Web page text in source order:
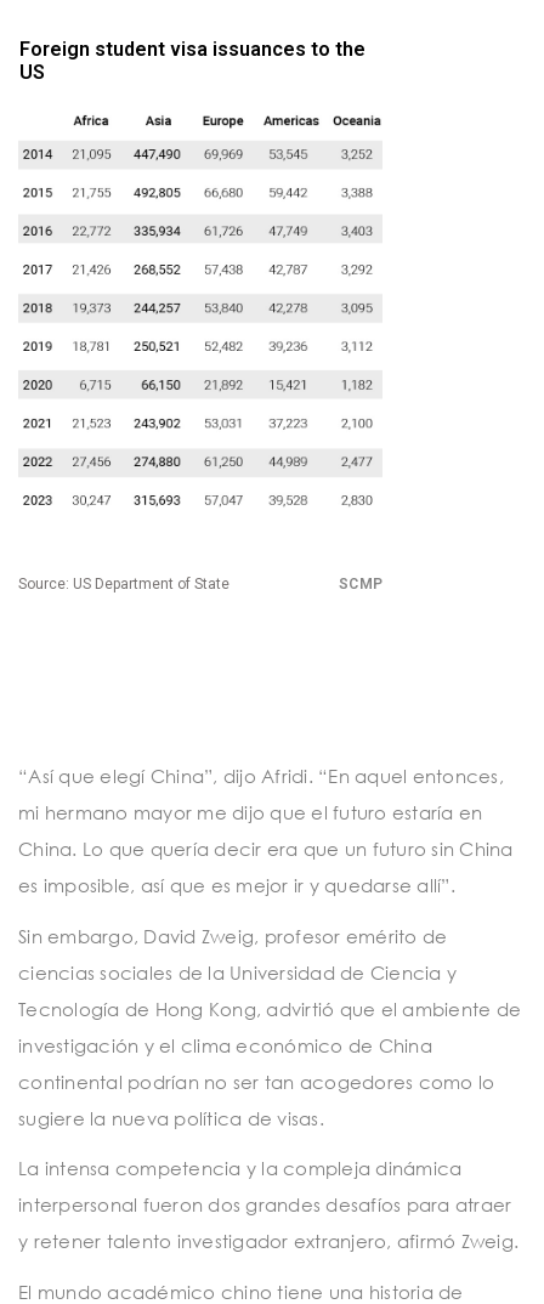
“Así que elegí China”, dijo Afridi. “En aquel entonces,
mi hermano mayor me dijo que el futuro estaría en
China. Lo que quería decir era que un futuro sin China
es imposible, así que es mejor ir y quedarse allí”.
Sin embargo, David Zweig, profesor emérito de
ciencias sociales de la Universidad de Ciencia y
Tecnología de Hong Kong, advirtió que el ambiente de
investigación y el clima económico de China
continental podrían no ser tan acogedores como lo
sugiere la nueva política de visas.
La intensa competencia y la compleja dinámica
interpersonal fueron dos grandes desafíos para atraer
y retener talento investigador extranjero, afirmó Zweig.
El mundo académico chino tiene una historia de